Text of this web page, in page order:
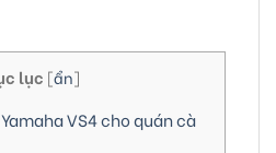
lục [ẩn]
VS4 cho quán cà